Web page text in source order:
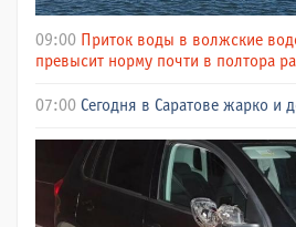
09:00 Приток воды в волжские
превысит норму почти в полтора
07:00 Сегодня в Саратове жарко и